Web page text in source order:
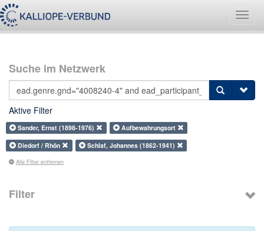
Suche im Netzwerk
Aktive Filter
Sander, Ernst (1898-1976)
Aufbewahrungsort
Diedorf / Rhön
Schlaf, Johannes (1862-1941)
Alle Filter entfernen
Filter